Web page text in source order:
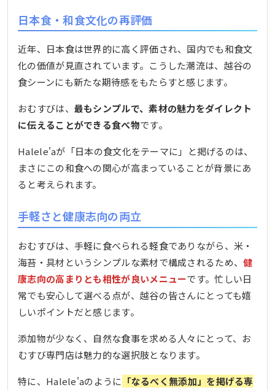
日本食・和食文化の再評価
近年、日本食は世界的に高く評価され、国内でも和食文
化の価値が見直されています。こうした潮流は、越谷の
食シーンにも新たな期待感をもたらすと感じます。
おむすびは、 最もシンプルで、素材の魅力をダイレクト
に伝えることができる食べ物です。
Halele'aが「日本の食文化をテーマに」と掲げるのは、
まさにこの和食への関心が高まっていることが背景にあ
ると考えられます。
手軽さと健康志向の両立
おむすびは、手軽に食べられる軽食でありながら、米・
海苔・具材というシンプルな素材で構成されるため、健
康志向の高まりとも相性が良いメニューです。忙しい日
常でも安心して選べる点が、越谷の皆さんにとっても嬉
しいポイントだと感じます。
添加物が少なく、自然な食事を求める人々にとって、お
むすび専門店は魅力的な選択肢となります。
特に、Halele'aのように 「なるべく無添加」を掲げる専